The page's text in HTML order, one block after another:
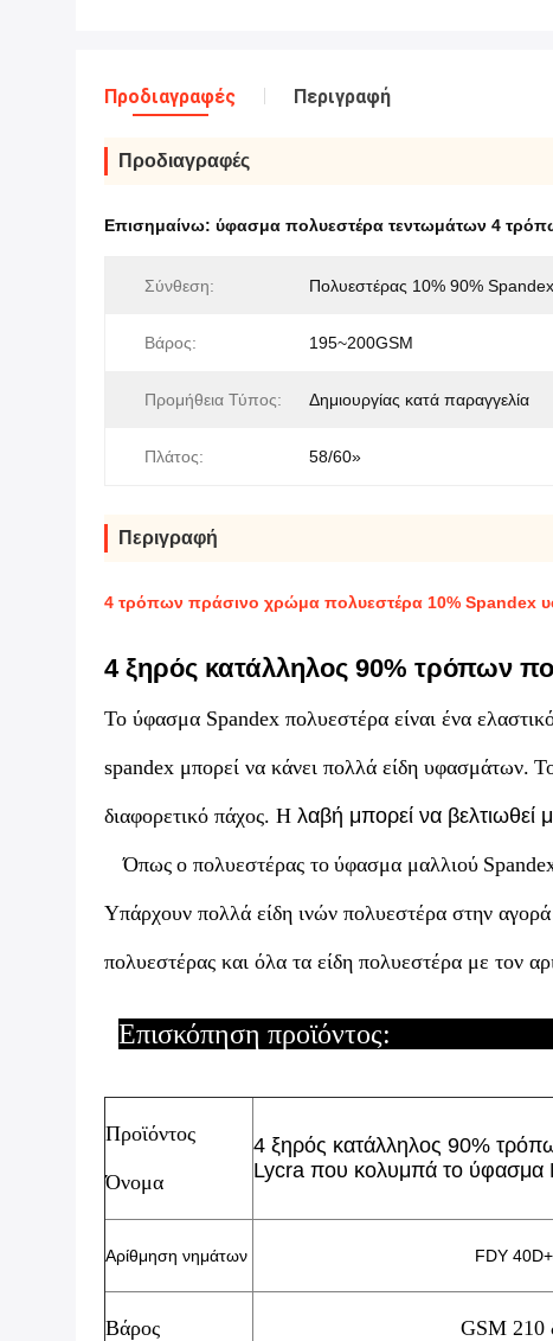
Προδιαγραφές Περιγραφή
Προδιαγραφές
Επισημαίνω: ύφασμα πολυεστέρα τεντωμάτων 4
Σύνθεση: Πολυεστέρας 10% 90% Spandex
Βάρος: 195~200GSM
Προμήθεια Τύπος: Δημιουργίας κατά παραγγελία
Πλάτος: 58/60»
Περιγραφή
4 τρόπων πράσινο χρώμα πολυεστέρα 10% Spandex
4 ξηρός κατάλληλος 90% τρόπων
Το ύφασμα Spandex πολυεστέρα είναι ένα
spandex μπορεί να κάνει πολλά είδη υφασμάτων.
διαφορετικό πάχος. Η λαβή μπορεί να βελτιωθεί
Όπως ο πολυεστέρας το ύφασμα μαλλιού
Υπάρχουν πολλά είδη ινών πολυεστέρα στην
πολυεστέρας και όλα τα είδη πολυεστέρα με τον
Επισκόπηση
Προϊόντος
Όνομα
4 ξηρός κατάλληλος 90%
Lycra που κολυμπά το ύφασμα
Αρίθμηση νημάτων FDY
Βάρος GSM 210